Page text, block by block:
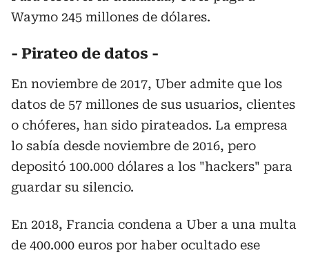
Waymo 245 millones de dólares.
- Pirateo de datos -
En noviembre de 2017, Uber admite que los
datos de 57 millones de sus usuarios, clientes
o chóferes, han sido pirateados. La empresa
lo sabía desde noviembre de 2016, pero
depositó 100.000 dólares a los "hackers" para
guardar su silencio.
En 2018, Francia condena a Uber a una multa
de 400.000 euros por haber ocultado ese